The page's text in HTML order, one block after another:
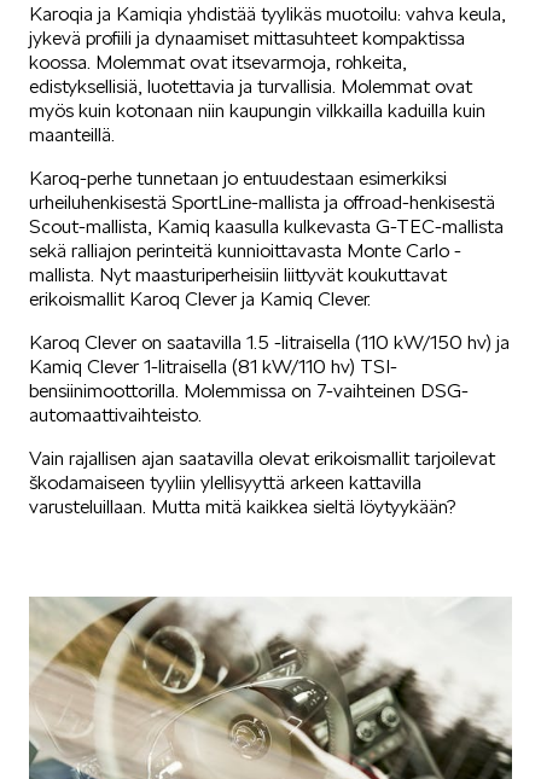
SÄHKÖAUTOILU
KOEAJOSSA
KAASUAUTOT
KUVASSA
Karoqia ja Kamiqia yhdistää tyylikäs muotoilu: vahva keula,
jykevä profiili ja dynaamiset mittasuhteet kompaktissa
koossa. Molemmat ovat itsevarmoja, rohkeita,
edistyksellisiä, luotettavia ja turvallisia. Molemmat ovat
myös kuin kotonaan niin kaupungin vilkkailla kaduilla kuin
maanteillä.
Karoq-perhe tunnetaan jo entuudestaan esimerkiksi
urheiluhenkisestä SportLine-mallista ja offroad-henkisestä
Scout-mallista, Kamiq kaasulla kulkevasta G-TEC-mallista
sekä ralliajon perinteitä kunnioittavasta Monte Carlo -
mallista. Nyt maasturiperheisiin liittyvät koukuttavat
erikoismallit Karoq Clever ja Kamiq Clever.
Karoq Clever on saatavilla 1.5 -litraisella (110 kW/150 hv) ja
Kamiq Clever 1-litraisella (81 kW/110 hv) TSI-
bensiinimoottorilla. Molemmissa on 7-vaihteinen DSG-
automaattivaihteisto.
Vain rajallisen ajan saatavilla olevat erikoismallit tarjoilevat
škodamaiseen tyyliin ylellisyyttä arkeen kattavilla
varusteluillaan. Mutta mitä kaikkea sieltä löytyykään?